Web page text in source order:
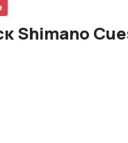
Shimano